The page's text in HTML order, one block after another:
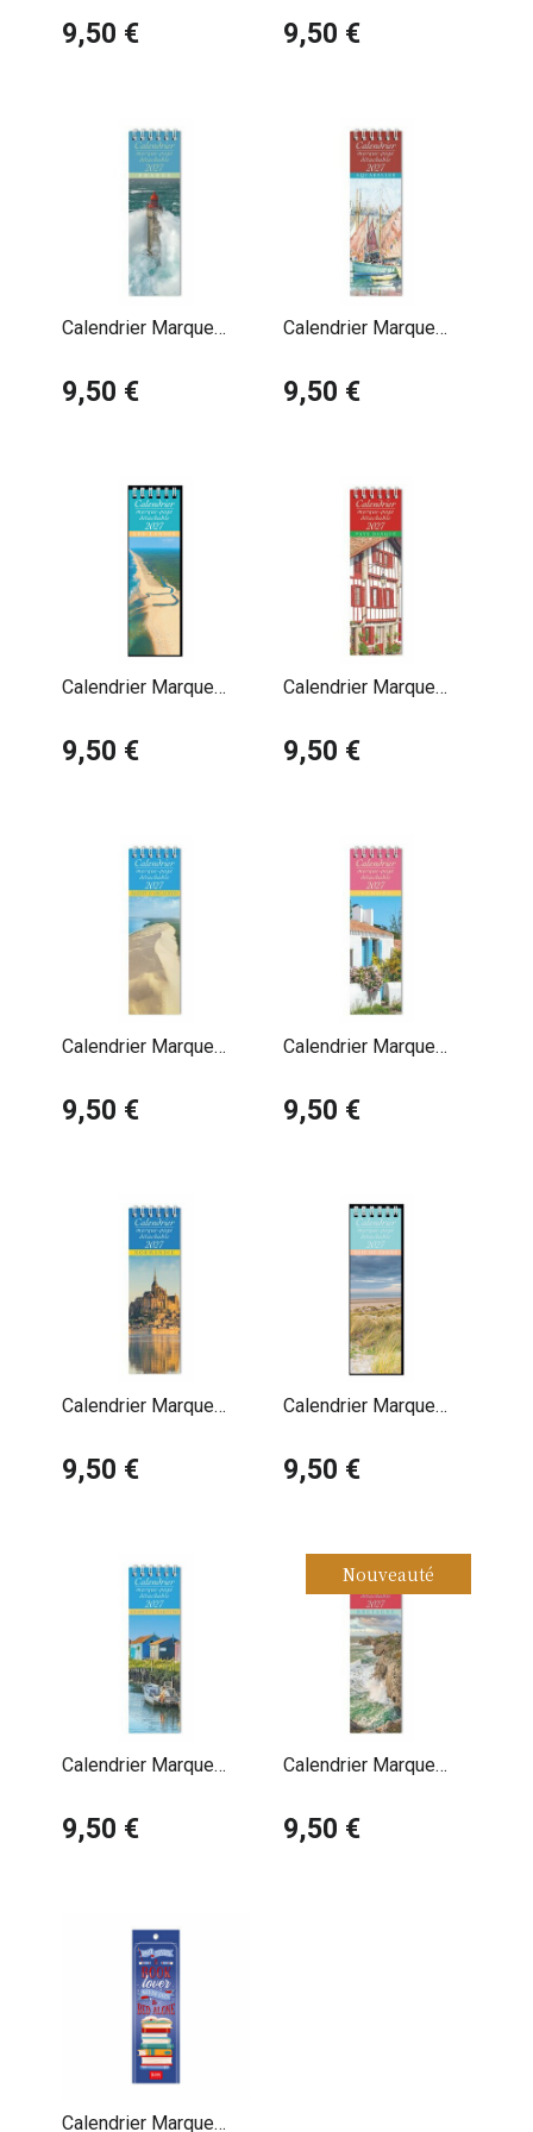
Vacances Pauline
9,50 €
Charles Gharlic
9,50 €
Calendrier Marque
Maritime
9,50 €
Calendrier Marque
Voilier Vandenberghe
9,50 €
Calendrier Marque
Landes
9,50 €
Calendrier Marque
Basque Maison
9,50 €
Calendrier Marque
d'Arcachon
9,50 €
Calendrier Marque
9,50 €
Calendrier Marque
Mont Saint Michel
9,50 €
Calendrier Marque
Somme
9,50 €
Calendrier Marque
Maritime
9,50 €
Nouveauté
Calendrier Marque
Côte
9,50 €
Calendrier Marque